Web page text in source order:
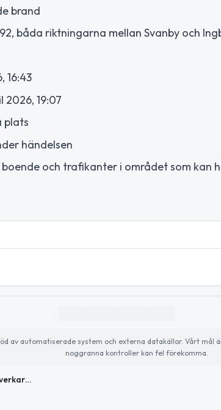
brand
båda riktningarna mellan Svanby och
16:43
2026, 19:07
plats
händelsen
och trafikanter i området som kan
av automatiserade system och externa datakällor. Vårt
noggranna kontroller kan fel förekomma.
Omfattande brand påverkar väg 292 mellan Svanby och Ingbo